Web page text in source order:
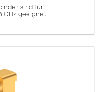
sind für
GHz geeignet